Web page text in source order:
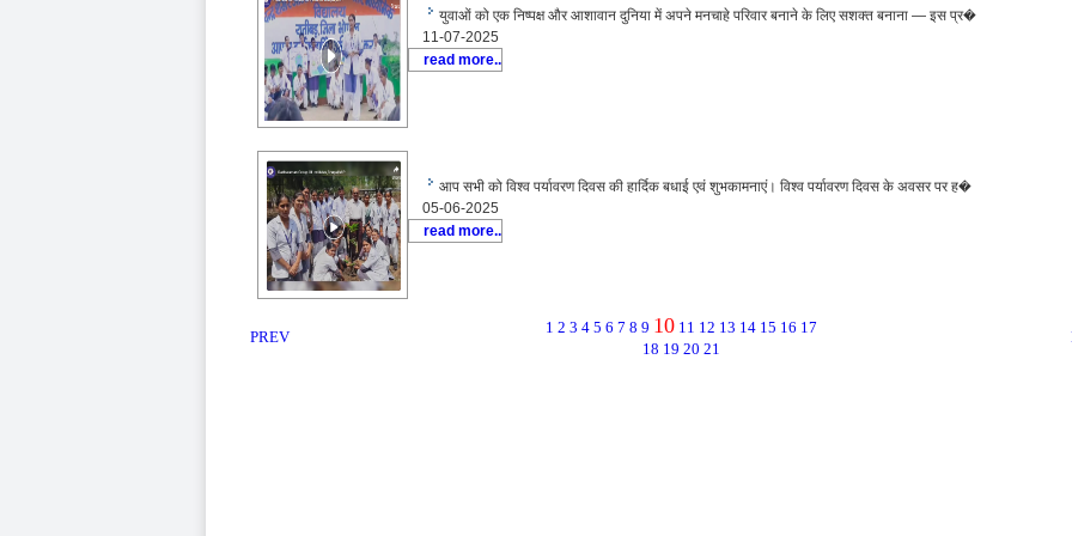
युवाओं को एक निष्पक्ष और आशावान दुनिया में अपने मनचाहे परिवार बनाने के लिए सशक्त बनाना — इस प्र�
11-07-2025
read more..
आप सभी को विश्व पर्यावरण दिवस की हार्दिक बधाई एवं शुभकामनाएं। विश्व पर्यावरण दिवस के अवसर पर ह�
05-06-2025
read more..
PREV
1 2 3 4 5 6 7 8 9 10 11 12 13 14 15 16 17
18 19 20 21